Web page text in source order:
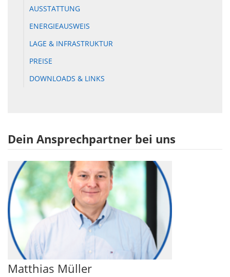
AUSSTATTUNG
ENERGIEAUSWEIS
LAGE & INFRASTRUKTUR
PREISE
DOWNLOADS & LINKS
Dein Ansprechpartner bei uns
Matthias Müller